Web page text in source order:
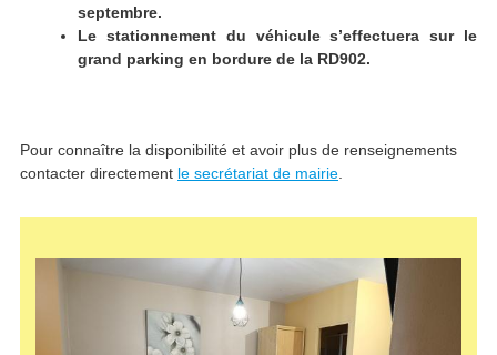
septembre.
Le stationnement du véhicule s’effectuera sur le
grand parking en bordure de la RD902.
Pour connaître la disponibilité et avoir plus de renseignements
contacter directement le secrétariat de mairie